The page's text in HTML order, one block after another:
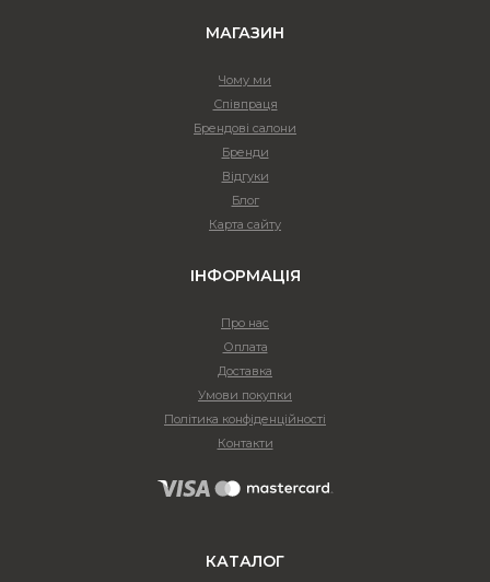
МАГАЗИН
Чому ми
Співпраця
Брендові салони
Бренди
Відгуки
Блог
Карта сайту
ІНФОРМАЦІЯ
Про нас
Оплата
Доставка
Умови покупки
Політика конфіденційності
Контакти
КАТАЛОГ